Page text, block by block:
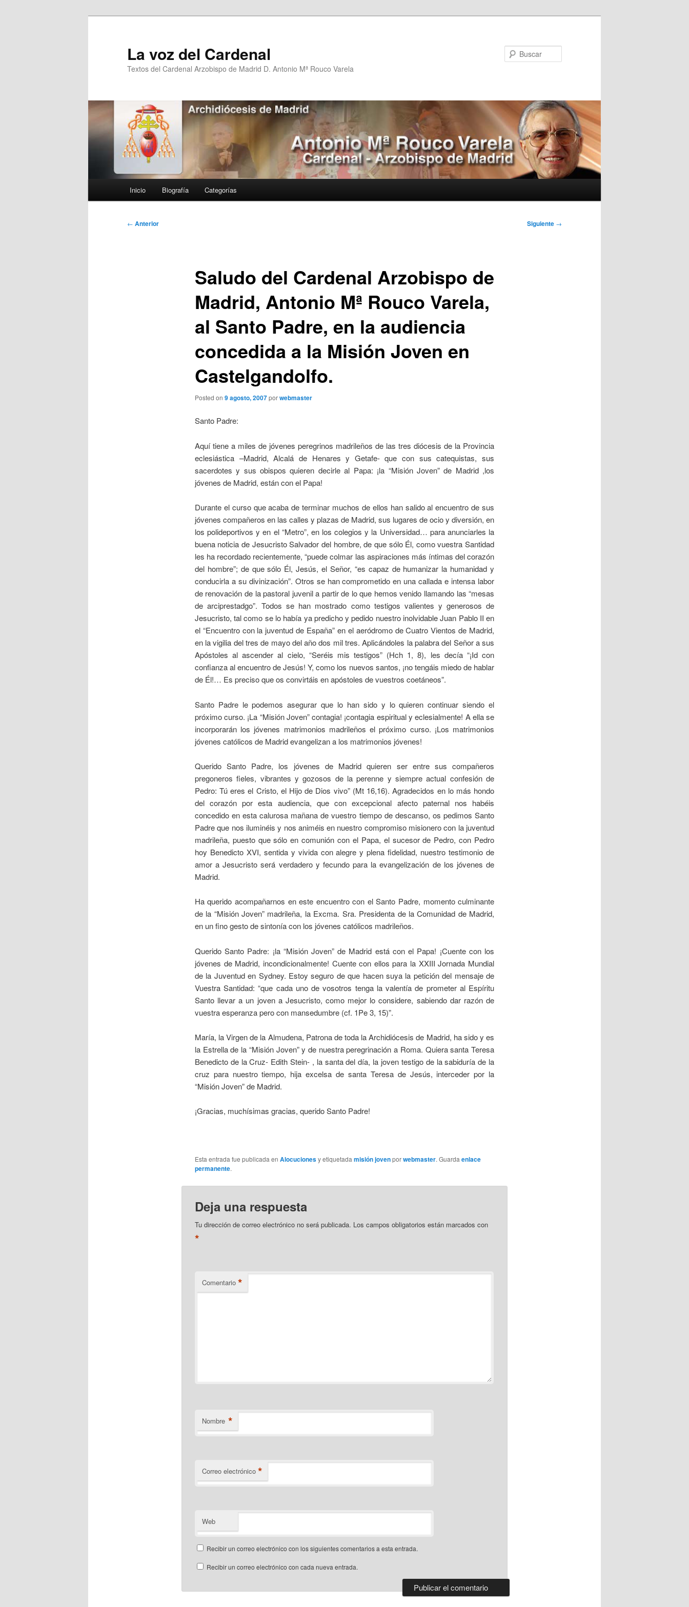
La voz del Cardenal
Textos del Cardenal Arzobispo de Madrid D. Antonio Mª Rouco Varela
Inicio Biografía Categorías
Navegación
← Anterior Siguiente →
Saludo del Cardenal Arzobispo de
Madrid, Antonio Mª Rouco Varela,
al Santo Padre, en la audiencia
concedida a la Misión Joven en
Castelgandolfo.
Posted on 9 agosto, 2007porwebmaster
Santo Padre:
Aquí tiene a miles de jóvenes peregrinos madrileños de las tres diócesis de la Provincia
eclesiástica –Madrid, Alcalá de Henares y Getafe- que con sus catequistas, sus
sacerdotes y sus obispos quieren decirle al Papa: ¡la “Misión Joven” de Madrid ,los
jóvenes de Madrid, están con el Papa!
Durante el curso que acaba de terminar muchos de ellos han salido al encuentro de sus
jóvenes compañeros en las calles y plazas de Madrid, sus lugares de ocio y diversión, en
los polideportivos y en el “Metro”, en los colegios y la Universidad… para anunciarles la
buena noticia de Jesucristo Salvador del hombre, de que sólo Él, como vuestra Santidad
les ha recordado recientemente, “puede colmar las aspiraciones más íntimas del corazón
del hombre”; de que sólo Él, Jesús, el Señor, “es capaz de humanizar la humanidad y
conducirla a su divinización”. Otros se han comprometido en una callada e intensa labor
de renovación de la pastoral juvenil a partir de lo que hemos venido llamando las “mesas
de arciprestadgo”. Todos se han mostrado como testigos valientes y generosos de
Jesucristo, tal como se lo había ya predicho y pedido nuestro inolvidable Juan Pablo II en
el “Encuentro con la juventud de España” en el aeródromo de Cuatro Vientos de Madrid,
en la vigilia del tres de mayo del año dos mil tres. Aplicándoles la palabra del Señor a sus
Apóstoles al ascender al cielo, “Seréis mis testigos” (Hch 1, 8), les decía “¡Id con
confianza al encuentro de Jesús! Y, como los nuevos santos, ¡no tengáis miedo de hablar
de Él!… Es preciso que os convirtáis en apóstoles de vuestros coetáneos”.
Santo Padre le podemos asegurar que lo han sido y lo quieren continuar siendo el
próximo curso. ¡La “Misión Joven” contagia! ¡contagia espiritual y eclesialmente! A ella se
incorporarán los jóvenes matrimonios madrileños el próximo curso. ¡Los matrimonios
jóvenes católicos de Madrid evangelizan a los matrimonios jóvenes!
Querido Santo Padre, los jóvenes de Madrid quieren ser entre sus compañeros
pregoneros fieles, vibrantes y gozosos de la perenne y siempre actual confesión de
Pedro: Tú eres el Cristo, el Hijo de Dios vivo” (Mt 16,16). Agradecidos en lo más hondo
del corazón por esta audiencia, que con excepcional afecto paternal nos habéis
concedido en esta calurosa mañana de vuestro tiempo de descanso, os pedimos Santo
Padre que nos iluminéis y nos animéis en nuestro compromiso misionero con la juventud
madrileña, puesto que sólo en comunión con el Papa, el sucesor de Pedro, con Pedro
hoy Benedicto XVI, sentida y vivida con alegre y plena fidelidad, nuestro testimonio de
amor a Jesucristo será verdadero y fecundo para la evangelización de los jóvenes de
Madrid.
Ha querido acompañarnos en este encuentro con el Santo Padre, momento culminante
de la “Misión Joven” madrileña, la Excma. Sra. Presidenta de la Comunidad de Madrid,
en un fino gesto de sintonía con los jóvenes católicos madrileños.
Querido Santo Padre: ¡la “Misión Joven” de Madrid está con el Papa! ¡Cuente con los
jóvenes de Madrid, incondicionalmente! Cuente con ellos para la XXIII Jornada Mundial
de la Juventud en Sydney. Estoy seguro de que hacen suya la petición del mensaje de
Vuestra Santidad: “que cada uno de vosotros tenga la valentía de prometer al Espíritu
Santo llevar a un joven a Jesucristo, como mejor lo considere, sabiendo dar razón de
vuestra esperanza pero con mansedumbre (cf. 1Pe 3, 15)”.
María, la Virgen de la Almudena, Patrona de toda la Archidiócesis de Madrid, ha sido y es
la Estrella de la “Misión Joven” y de nuestra peregrinación a Roma. Quiera santa Teresa
Benedicto de la Cruz- Edith Stein- , la santa del día, la joven testigo de la sabiduría de la
cruz para nuestro tiempo, hija excelsa de santa Teresa de Jesús, interceder por la
“Misión Joven” de Madrid.
¡Gracias, muchísimas gracias, querido Santo Padre!
Esta entrada fue publicada en Alocucionesy etiquetada misión jovenporwebmaster. Guarda enlace
permanente.
Deja una respuesta
Tu dirección de correo electrónico no será publicada. Los campos obligatorios están marcados con
*
Comentario *
Nombre *
Correo electrónico *
Web
Recibir un correo electrónico con los siguientes comentarios a esta entrada.
Recibir un correo electrónico con cada nueva entrada.